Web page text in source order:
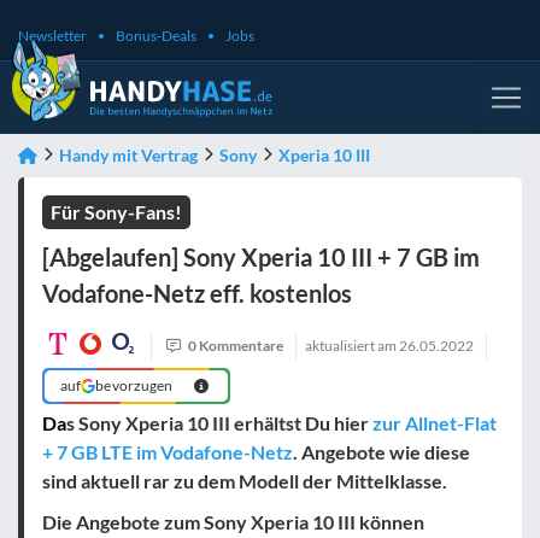
Newsletter Bonus-Deals Jobs
Handy mit Vertrag Sony Xperia 10 III
Für Sony-Fans!
[Abgelaufen] Sony Xperia 10 III + 7 GB im
Vodafone-Netz eff. kostenlos
0 Kommentare aktualisiert am 26.05.2022
auf bevorzugen
Das Sony Xperia 10 III erhältst Du hierzur Allnet-Flat
+ 7 GB LTE im Vodafone-Netz. Angebote wie diese
sind aktuell rar zu dem Modell der Mittelklasse.
Die Angebote zum Sony Xperia 10 III können